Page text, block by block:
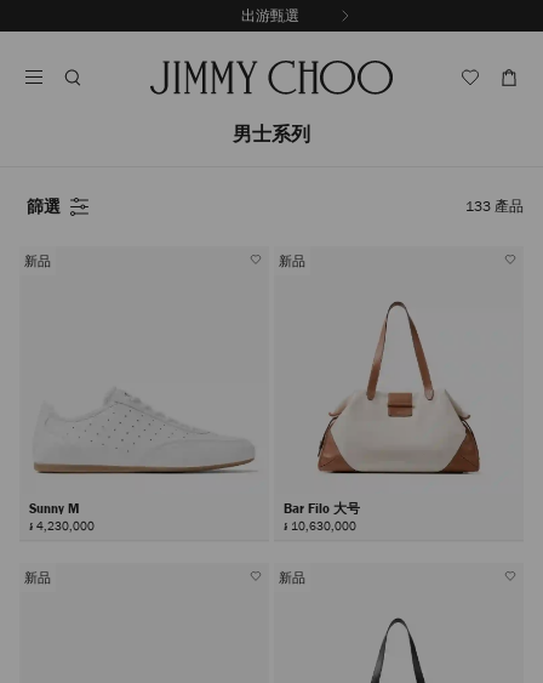
至
出游甄選
男士系列
篩選 133 產品
新品
Sunny M
៛ 4,230,000
新品
Bar Filo 大号
៛ 10,630,000
新品 新品